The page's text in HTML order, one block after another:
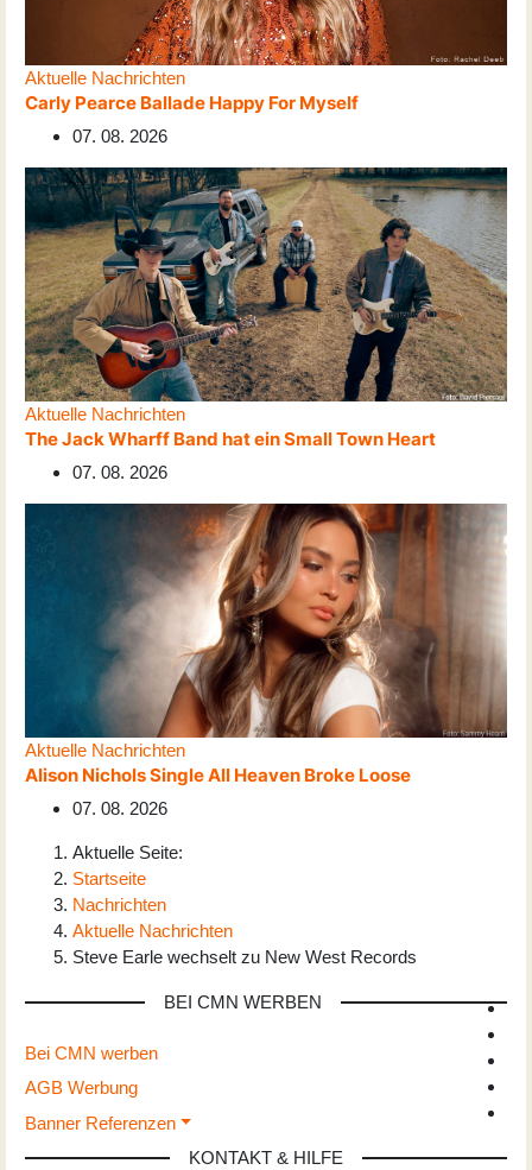
Aktuelle Nachrichten
Carly Pearce Ballade Happy For Myself
07. 08. 2026
Aktuelle Nachrichten
The Jack Wharff Band hat ein Small Town Heart
07. 08. 2026
Aktuelle Nachrichten
Alison Nichols Single All Heaven Broke Loose
07. 08. 2026
Aktuelle Seite:
Startseite
Nachrichten
Aktuelle Nachrichten
Steve Earle wechselt zu New West Records
BEI CMN WERBEN
Bei CMN werben
AGB Werbung
Banner Referenzen
KONTAKT & HILFE